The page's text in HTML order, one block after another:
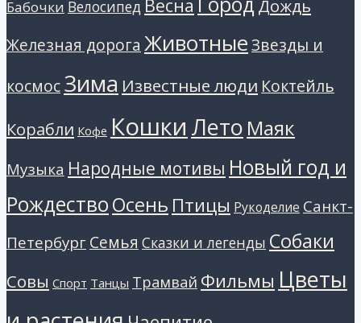
Бабочки Велосипед Весна Дождь
Железная дорога ЖивотныеЗвезды и
космосЗима Известные люди Коктейль
Корабли Кофе Кошки Лето Маяк
Музыка Народные мотивы Новый год и
РождествоОсень Птицы Рукоделие Санкт-
ПетербургСемья Сказки и легенды Собаки
Совы Спорт Танцы Трамвай Фильмы Цветы